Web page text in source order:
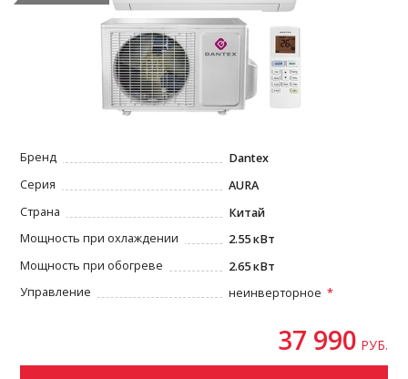
Бренд
Dantex
Серия
AURA
Страна
Китай
Мощность при охлаждении
2.55 кВт
Мощность при обогреве
2.65 кВт
Управление
неинверторное
37 990 РУБ.